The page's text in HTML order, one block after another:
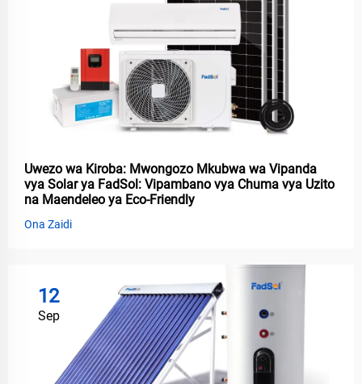
Uwezo wa Kiroba: Mwongozo Mkubwa wa Vipanda
vya Solar ya FadSol: Vipambano vya Chuma vya Uzito
na Maendeleo ya Eco-Friendly
Ona Zaidi
12
Sep